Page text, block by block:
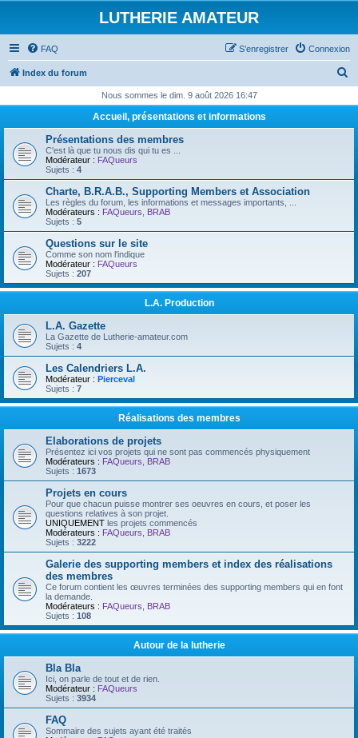
LUTHERIE AMATEUR
FAQ Connexion
S’enregistrer
Index du forum
h
Nous sommes le dim. 9 août 2026 16:47
Accueil, présentations et informations
Présentations des membres
C'est là que tu nous dis qui tu es ...
Modérateur : FAQueurs
Sujets : 4
Charte, B.R.A.B., Supporting Members et Association
Les règles du forum, les informations et messages importants, ...
Modérateurs : FAQueurs
BRAB
Sujets : 5
Questions sur le site
Comme son nom l'indique
Modérateur : FAQueurs
Sujets : 207
L.A. Production
L.A. Gazette
La Gazette de Lutherie-amateur.com
Sujets : 4
Les Calendriers L.A.
Modérateur : Pierceval
Sujets : 7
Réalisations des membres
Elaborations de projets
Présentez ici vos projets qui ne sont pas commencés physiquement
Modérateurs : FAQueurs
BRAB
Sujets : 1673
Projets en cours
Pour que chacun puisse montrer ses oeuvres en cours, et poser les
questions relatives à son projet.
UNIQUEMENT les projets commencés
Modérateurs : FAQueurs
BRAB
Sujets : 3222
Galerie des supporting members et index des réalisations
des membres
Ce forum contient les œuvres terminées des supporting members qui en font
la demande.
Modérateurs : FAQueurs
BRAB
Sujets : 108
Autour de la lutherie
Bla Bla
Ici, on parle de tout et de rien.
Modérateur : FAQueurs
Sujets : 3934
FAQ
Sommaire des sujets ayant été traités